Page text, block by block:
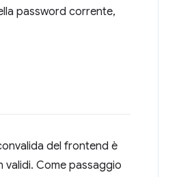
password corrente,
del frontend è
Come passaggio